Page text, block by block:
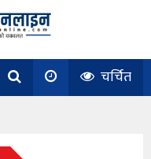
चर्चित